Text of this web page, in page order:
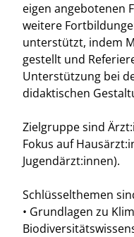
eigen angebotenen
weitere
unterstützt, indem
gestellt und
Unterstützung bei
didaktischen
Zielgruppe sind
Fokus auf
Jugendärzt:innen).
Schlüsselthemen
• Grundlagen zu